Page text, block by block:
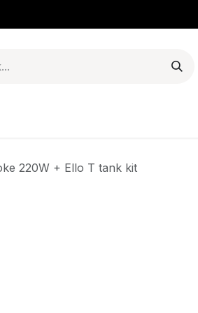
220W + Ello T tank kit